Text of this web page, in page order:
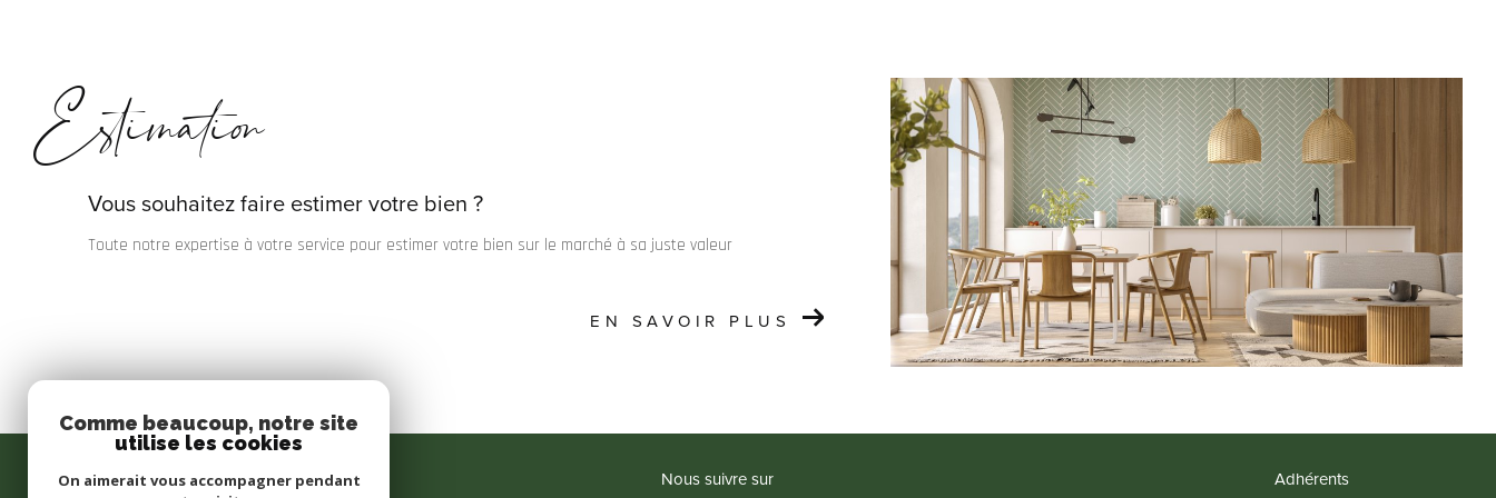
Estimation
Vous souhaitez faire estimer votre bien ?
Toute notre expertise à votre service pour estimer votre bien sur le marché à sa juste valeur
EN SAVOIR PLUS
LAGET & Associés Nous suivre sur Adhérents
Comme beaucoup, notre site
utilise les cookies
On aimerait vous accompagner pendant